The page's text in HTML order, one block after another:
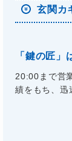
玄関カ
「鍵の匠
20:00まで営
績をもち、迅